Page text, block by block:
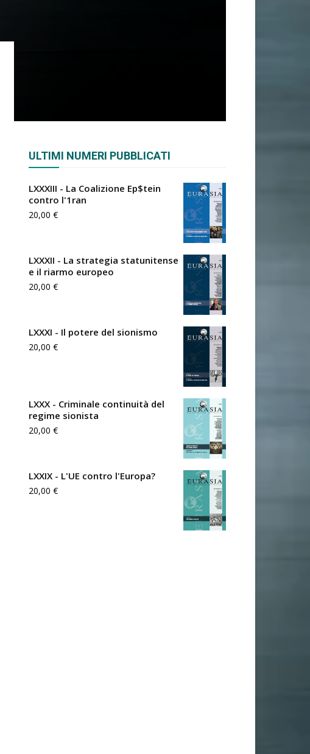
ULTIMI NUMERI PUBBLICATI
LXXXIII - La Coalizione Ep$tein
contro l'1ran
20,00 €
LXXXII - La strategia statunitense
e il riarmo europeo
20,00 €
LXXXI - Il potere del sionismo
20,00 €
LXXX - Criminale continuità del
regime sionista
20,00 €
LXXIX - L'UE contro l'Europa?
20,00 €